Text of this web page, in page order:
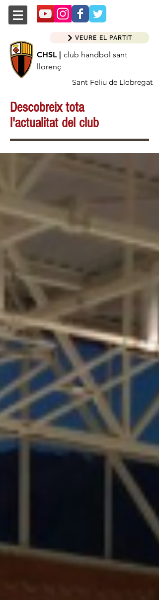
CHSL | club handbol sant
llorenç
Sant Feliu de Llobregat
VEURE EL PARTIT
Descobreix tota
l'actualitat del club